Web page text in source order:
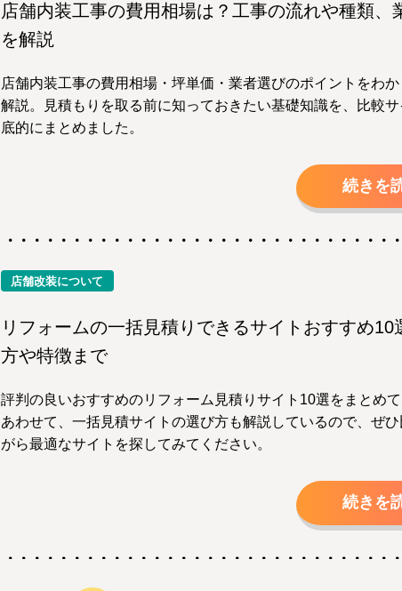
店舗内装工事の費用相場は？工事の流れや種類、
を解説
店舗内装工事の費用相場・坪単価・業者選びのポイントをわか
解説。見積もりを取る前に知っておきたい基礎知識を、比較
底的にまとめました。
続きを
店舗改装について
リフォームの一括見積りできるサイトおすすめ10
方や特徴まで
評判の良いおすすめのリフォーム見積りサイト10選をまとめて
あわせて、一括見積サイトの選び方も解説しているので、ぜ
がら最適なサイトを探してみてください。
続きを